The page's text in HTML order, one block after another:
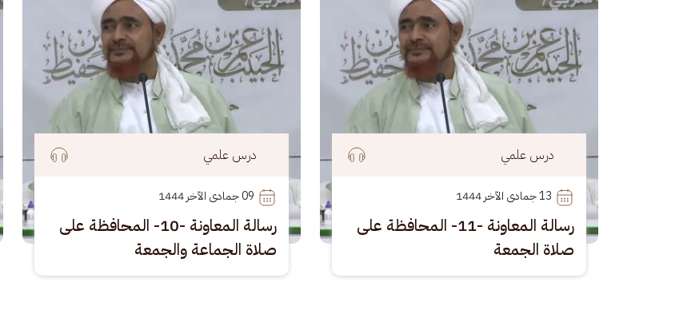
درس علمي
13
رسالة المعاونة -11- المحافظة على
صلاة الجمعة
درس علمي
09
رسالة المعاونة -10- المحافظة على
صلاة الجماعة والجمعة